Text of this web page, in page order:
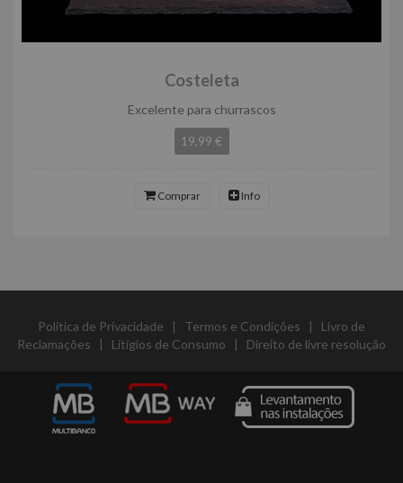
Costeleta
Excelente para churrascos
19,99 €
Comprar Info
Política de Privacidade | Termos e Condições | Livro de
Reclamações | Litígios de Consumo | Direito de livre resolução